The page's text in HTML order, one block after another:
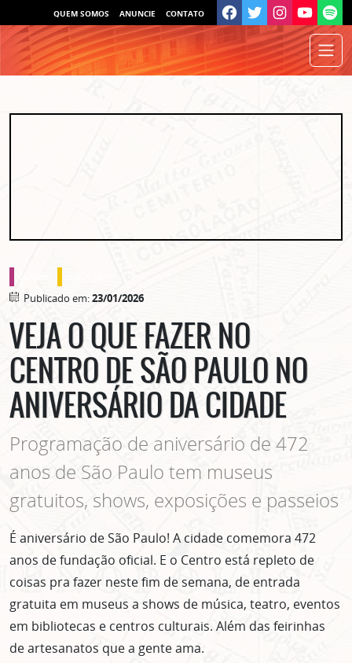
QUEM SOMOS ANUNCIE CONTATO
Publicado em:23/01/2026
VEJA O QUE FAZER NO
CENTRO DE SÃO PAULO NO
ANIVERSÁRIO DA CIDADE
Programação de aniversário de 472
anos de São Paulo tem museus
gratuitos, shows, exposições e passeios
É aniversário de São Paulo! A cidade comemora 472
anos de fundação oficial. E o Centro está repleto de
coisas pra fazer neste fim de semana, de entrada
gratuita em museus a shows de música, teatro, eventos
em bibliotecas e centros culturais. Além das feirinhas
de artesanatos que a gente ama.